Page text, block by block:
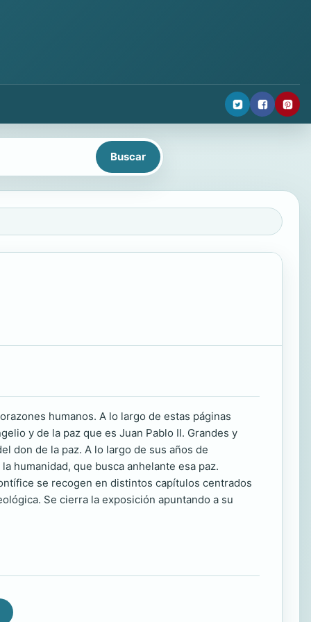
humanos. A lo largo de estas páginas
y de la paz que es Juan Pablo II. Grandes y
don de la paz. A lo largo de sus años de
humanidad, que busca anhelante esa paz.
se recogen en distintos capítulos centrados
Se cierra la exposición apuntando a su